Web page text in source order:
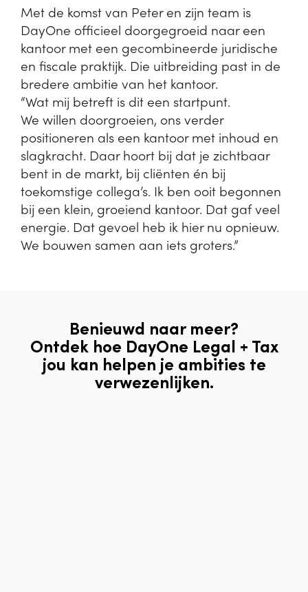
Benieuwd naar meer?
Ontdek hoe DayOne Legal + Tax
jou kan helpen je ambities te
verwezenlijken.
Met de komst van Peter en zijn team is
DayOne officieel doorgegroeid naar een
kantoor met een gecombineerde juridische
en fiscale praktijk. Die uitbreiding past in de
bredere ambitie van het kantoor.
“Wat mij betreft is dit een startpunt.
We willen doorgroeien, ons verder
positioneren als een kantoor met inhoud en
slagkracht. Daar hoort bij dat je zichtbaar
bent in de markt, bij cliënten én bij
toekomstige collega’s. Ik ben ooit begonnen
bij een klein, groeiend kantoor. Dat gaf veel
energie. Dat gevoel heb ik hier nu opnieuw.
We bouwen samen aan iets groters.”